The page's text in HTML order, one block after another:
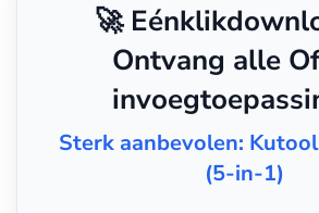
🚀
Ontvang alle
Sterk aanbevolen:
(5-in-1)